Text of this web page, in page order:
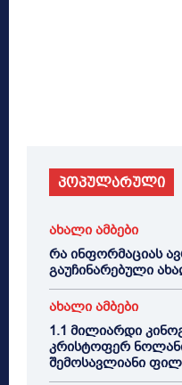
პოპულარული
ახალი ამბები
რა ინფორმაციას
გაუჩინარებული
ახალი ამბები
1.1 მილიარდი
კრისტოფერ
შემოსავლიანი